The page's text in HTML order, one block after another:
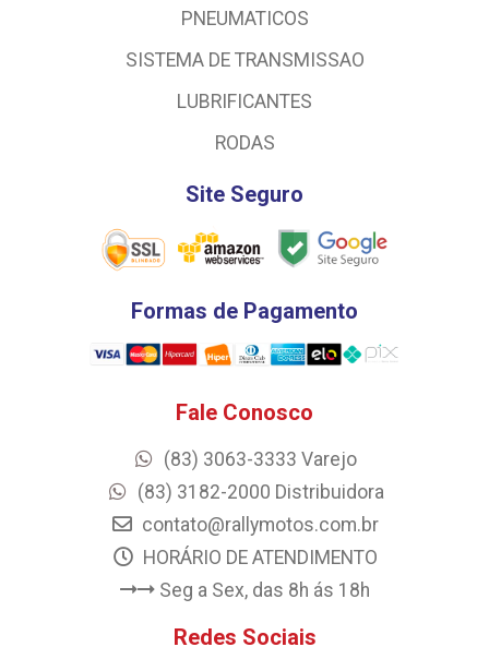
PNEUMATICOS
SISTEMA DE TRANSMISSAO
LUBRIFICANTES
RODAS
Site Seguro
Formas de Pagamento
Fale Conosco
(83) 3063-3333 Varejo
(83) 3182-2000 Distribuidora
contato@rallymotos.com.br
HORÁRIO DE ATENDIMENTO
Seg a Sex, das 8h ás 18h
Redes Sociais